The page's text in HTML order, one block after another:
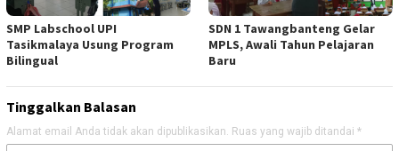
SMP Labschool UPI
Tasikmalaya Usung Program
Bilingual
SDN 1 Tawangbanteng Gelar
MPLS, Awali Tahun Pelajaran
Baru
Tinggalkan Balasan
Alamat email Anda tidak akan dipublikasikan. Ruas yang wajib ditandai *